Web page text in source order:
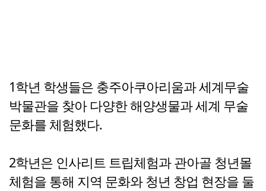
1학년 학생들은 충주아쿠아리움과 세계무술
박물관을 찾아 다양한 해양생물과 세계 무술
문화를 체험했다.
2학년은 인사리트 트립체험과 관아골 청년몰
체험을 통해 지역 문화와 청년 창업 현장을 둘